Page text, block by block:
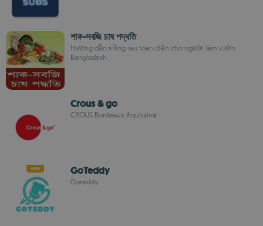
শাক-সবজি চাষ পদ্ধতি
Hướng dẫn trồng rau toàn diện cho người làm vườn
Bangladesh
Crous & go
CROUS Bordeaux Aquitaine
GoTeddy
Goteddy